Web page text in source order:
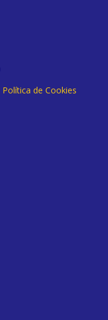
Política de Cookies